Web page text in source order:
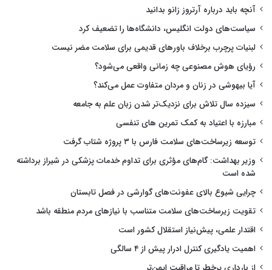
آنچه باید درباره آرتروز زانو بدانید
سیاست‌های دولت انگلیس، دانشگاه‌ها را تضعیف کرد
لبنیات پرچرب برخلاف باورهای قدیمی برای سلامت مضر نیست
رؤیای هوش مصنوعی چه زمانی واقعی می‌شود؟
آیا بیهوشی در زنان و مردان متفاوت عمل می‌کند؟
سیزده سال تلاش برای نزدیک‌تر شدن زبان علم به جامعه
مبارزه با اعتیاد به کمک تمرین های تنفسی
توسعه زیرساخت‌های سلامت فارس با ۳ پروژه شتاب گرفت
وزیر بهداشت: گام‌های مؤثری برای تداوم خدمات پزشکی در شیراز برداشته
شده است
چرایی شیوع بالای عفونت‌های گوارشی در فصل تابستان
تقویت زیرساخت‌های سلامت متناسب با نیازهای مردم منطقه باشد
اقتدار علمی، پیش‌نیاز استقلال کشور است
اهمیت یادگیری کنترل ادرار پیش از ۴ سالگی